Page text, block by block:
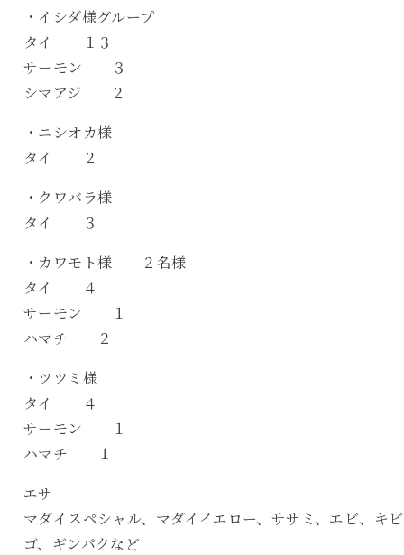
・イシダ様グループ
タイ １３
サーモン ３
シマアジ ２
・ニシオカ様
タイ ２
・クワバラ様
タイ ３
・カワモト様 ２名様
タイ ４
サーモン １
ハマチ ２
・ツツミ様
タイ ４
サーモン １
ハマチ １
エサ
マダイスペシャル、マダイイエロー、ササミ、エビ、キ
ゴ、ギンパクなど